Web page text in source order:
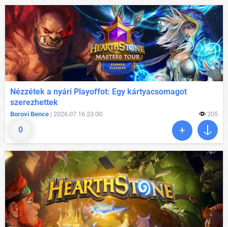
0
Nézzétek a nyári Playoffot: Egy kártyacsomagot
szerezhettek
Borovi Bence | 2026.07.16 23:00 205